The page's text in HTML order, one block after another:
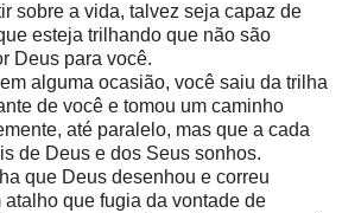
sobre a vida, talvez seja capaz de
esteja trilhando que não são
Deus para você.
alguma ocasião, você saiu da trilha
de você e tomou um caminho
até paralelo, mas que a cada
de Deus e dos Seus sonhos.
que Deus desenhou e correu
que fugia da vontade de